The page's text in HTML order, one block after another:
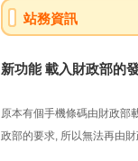
站務資訊
新功能 載入財政部的
原本有個手機條碼由財政部
政部的要求, 所以無法再由